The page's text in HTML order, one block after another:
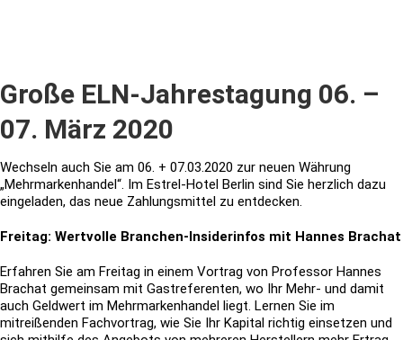
Große ELN-Jahrestagung 06. –
07. März 2020
Wechseln auch Sie am 06. + 07.03.2020 zur neuen Währung
„Mehrmarkenhandel“. Im Estrel-Hotel Berlin sind Sie herzlich dazu
eingeladen, das neue Zahlungsmittel zu entdecken.
Freitag: Wertvolle Branchen-Insiderinfos mit Hannes Brachat
Erfahren Sie am Freitag in einem Vortrag von Professor Hannes
Brachat gemeinsam mit Gastreferenten, wo Ihr Mehr- und damit
auch Geldwert im Mehrmarkenhandel liegt. Lernen Sie im
mitreißenden Fachvortrag, wie Sie Ihr Kapital richtig einsetzen und